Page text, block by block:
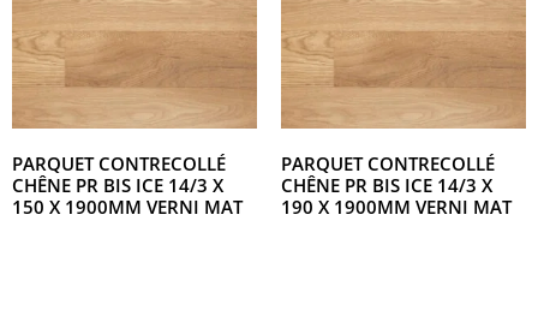
PARQUET CONTRECOLLÉ
CHÊNE PR BIS ICE 14/3 X
150 X 1900MM VERNI MAT
PARQUET CONTRECOLLÉ
CHÊNE PR BIS ICE 14/3 X
190 X 1900MM VERNI MAT